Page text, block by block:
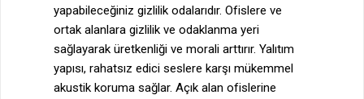
yapabileceğiniz gizlilik odalarıdır. Ofislere ve
ortak alanlara gizlilik ve odaklanma yeri
sağlayarak üretkenliği ve morali arttırır. Yalıtım
yapısı, rahatsız edici seslere karşı mükemmel
akustik koruma sağlar. Açık alan ofislerine